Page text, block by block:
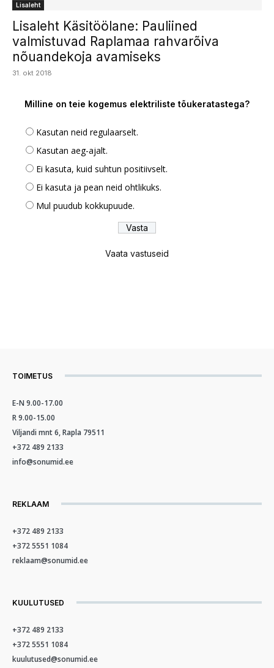
Lisaleht
Lisaleht Käsitöölane: Pauliined
valmistuvad Raplamaa rahvarõiva
nõuandekoja avamiseks
31. okt 2018
Milline on teie kogemus elektriliste tõukeratastega?
Kasutan neid regulaarselt.
Kasutan aeg-ajalt.
Ei kasuta, kuid suhtun positiivselt.
Ei kasuta ja pean neid ohtlikuks.
Mul puudub kokkupuude.
Vaata vastuseid
TOIMETUS
E-N 9.00-17.00
R 9.00-15.00
Viljandi mnt 6, Rapla 79511
+372 489 2133
info@sonumid.ee
REKLAAM
+372 489 2133
+372 5551 1084
reklaam@sonumid.ee
KUULUTUSED
+372 489 2133
+372 5551 1084
kuulutused@sonumid.ee